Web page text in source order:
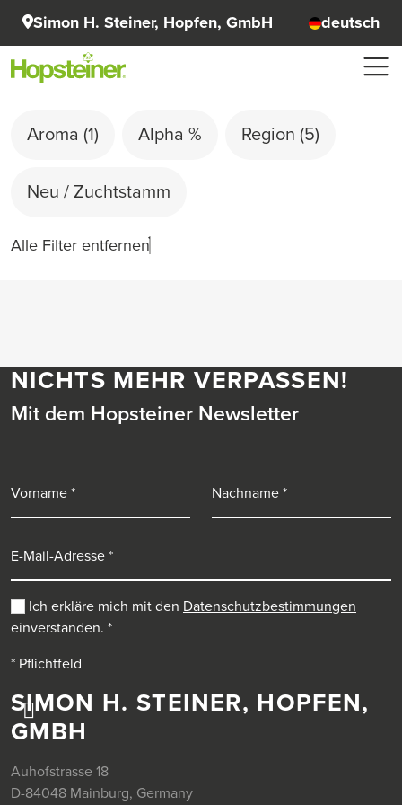
Simon H. Steiner, Hopfen, GmbH deutsch
Aroma (1) Alpha % Region (5)
Neu / Zuchtstamm
Alle Filter entfernen
SIMON H. STEINER, HOPFEN,
GMBH
Auhofstrasse 18
D-84048 Mainburg, Germany
NICHTS MEHR VERPASSEN!
Mit dem Hopsteiner Newsletter
Ich erkläre mich mit den Datenschutzbestimmungen
einverstanden. *
* Pflichtfeld